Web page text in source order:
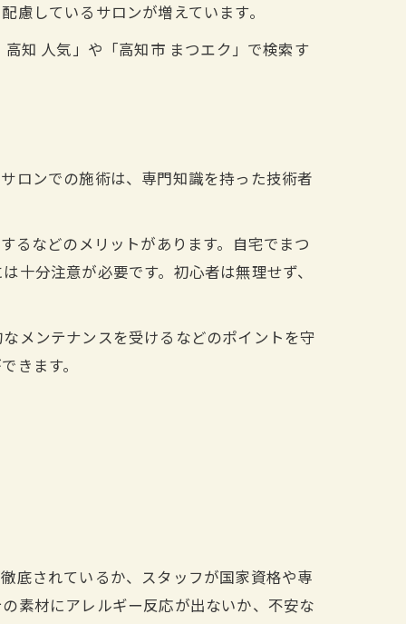
しているサロンが増えています。
知 人気」や「高知市 まつエク」で検索す
ロンでの施術は、専門知識を持った技術者
るなどのメリットがあります。自宅でまつ
分注意が必要です。初心者は無理せず、
メンテナンスを受けるなどのポイントを守
きます。
底されているか、スタッフが国家資格や専
素材にアレルギー反応が出ないか、不安な